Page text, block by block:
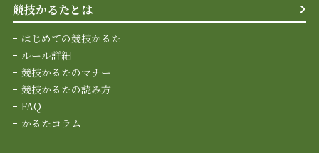
競技かるたとは
はじめての競技かるた
ルール詳細
競技かるたのマナー
競技かるたの読み方
FAQ
かるたコラム